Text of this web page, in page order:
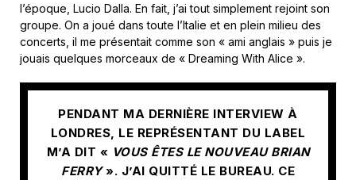
l’époque, Lucio Dalla. En fait, j’ai tout simplement rejoint son
groupe. On a joué dans toute l’Italie et en plein milieu des
concerts, il me présentait comme son « ami anglais » puis je
jouais quelques morceaux de « Dreaming With Alice ».
PENDANT MA DERNIÈRE INTERVIEW À
LONDRES, LE REPRÉSENTANT DU LABEL
M’A DIT « VOUS ÊTES LE NOUVEAU BRIAN
FERRY». J’AI QUITTÉ LE BUREAU. CE